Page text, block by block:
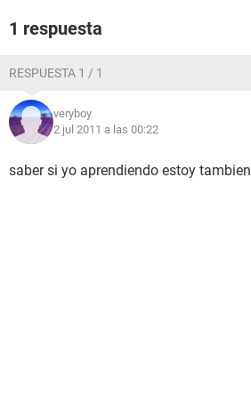
1 respuesta
RESPUESTA 1 / 1
veryboy
2 jul 2011 a las 00:22
saber si yo aprendiendo estoy tambien